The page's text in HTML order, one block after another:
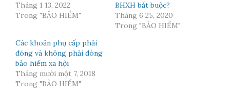
Tháng 1 13, 2022
Trong "BẢO HIỂM"
BHXH bắt buộc?
Tháng 6 25, 2020
Trong "BẢO HIỂM"
Các khoản phụ cấp phải
đóng và không phải đóng
bảo hiểm xã hội
Tháng mười một 7, 2018
Trong "BẢO HIỂM"